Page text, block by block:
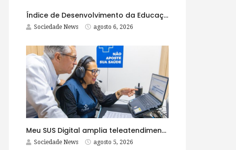
Índice de Desenvolvimento da Educação Básica tem elevação em todas as etapas
Sociedade News agosto 6, 2026
Meu SUS Digital amplia teleatendimentos para pessoas com problemas com jogos e apostas
Sociedade News agosto 5, 2026